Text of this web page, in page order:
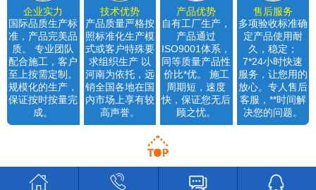
企业实力
国际品质生产标
准，产品完美品
质。 专业团队
配合施工，客户
至上按需定制。
规模化的生产，
保证按时按量完
成。
技术优势
产品质量严格按
照标准化生产模
式或客户特殊要
求组织生产 以
河南为依托，远
销全国各地在国
内市场上享有较
高声誉。
产品优势
自有工厂生产，
产品通过
ISO9001体系，
同等质量产品性
价比*优。 施工
周期短，速度
快，保证您无后
顾之忧。
售后服务
多项验收标准确
定产品使用耐
久，稳定；
7*24小时快速
服务，让您用的
放心。专人售后
客服，**时间解
决您的问题。